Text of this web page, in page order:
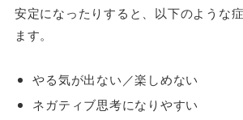
安定になったりすると、以下のような
ます。
やる気が出ない／楽しめない
ネガティブ思考になりやすい